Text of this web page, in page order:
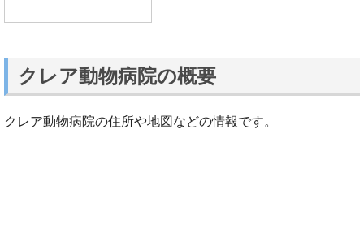
クレア動物病院の概要
クレア動物病院の住所や地図などの情報です。